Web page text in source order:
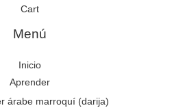
Cart
Menú
Inicio
Aprender
árabe marroquí (darija)